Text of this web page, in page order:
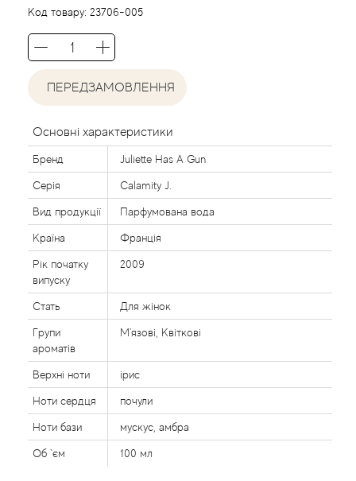
Код товару: 23706-005
ПЕРЕДЗАМОВЛЕННЯ
Основні характеристики
Бренд Juliette Has A Gun
Серія Calamity J.
Вид продукції Парфумована вода
Країна Франція
Рік початку
випуску
2009
Стать Для жінок
Групи
ароматів
М'язові, Квіткові
Верхні ноти ірис
Ноти сердця почули
Ноти бази мускус, амбра
Об `єм 100 мл
Agent Provocateur
Agonist
Aigner
Aj Arabia (Widian)
Ajmal
Al Haramain
Al Jazeera
Alaia Paris
Alexander McQueen
Alexandre Barthet
Alexandre J
Alfred Dunhill